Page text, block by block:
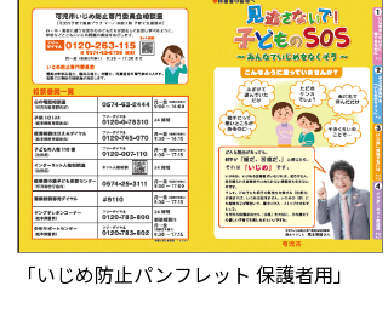
「いじめ防止パンフレット 保護者用」